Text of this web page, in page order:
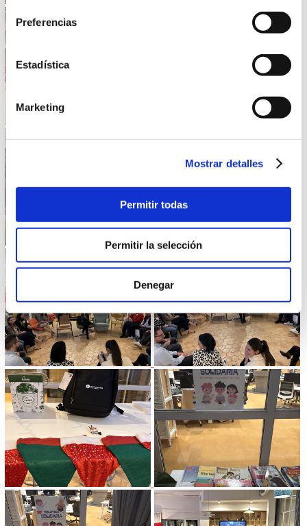
Preferencias
Estadística
Marketing
Mostrar detalles
Permitir todas
Permitir la selección
Denegar